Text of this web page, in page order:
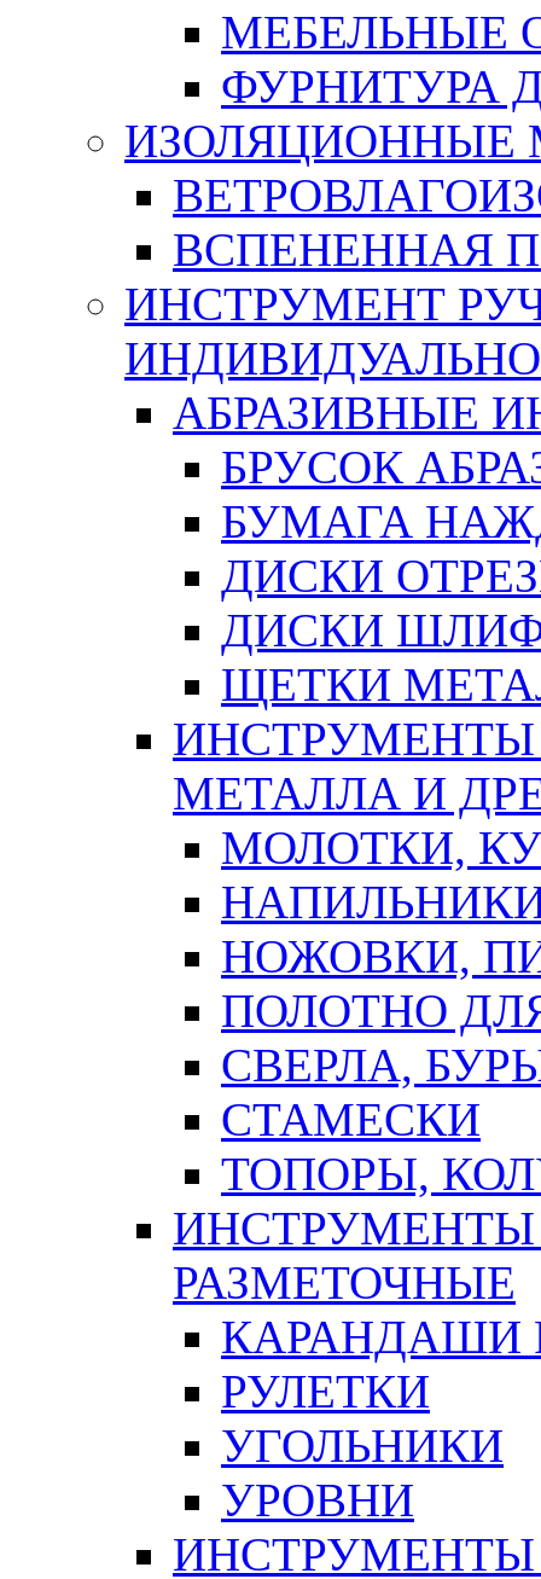
МЕБЕЛЬНЫЕ
ФУРНИТУРА
ИЗОЛЯЦИОННЫЕ
ВСПЕНЕННАЯ
ИНСТРУМЕНТ
АБРАЗИВНЫЕ
БРУСОК
БУМАГА
ДИСКИ
ДИСКИ
ЩЕТКИ
ИНСТРУМЕНТЫ
МЕТАЛЛА И
МОЛОТКИ,
НОЖОВКИ,
ПОЛОТНО
СВЕРЛА,
СТАМЕСКИ
ТОПОРЫ,
ИНСТРУМЕНТЫ
РАЗМЕТОЧНЫЕ
КАРАНДАШИ
РУЛЕТКИ
УГОЛЬНИКИ
УРОВНИ